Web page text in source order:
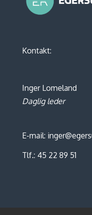
Kontakt:
Inger Lomeland
Daglig leder
E-mail:
Tlf.: 45 22 89 51